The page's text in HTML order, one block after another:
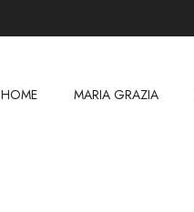
HOME MARIA GRAZIA